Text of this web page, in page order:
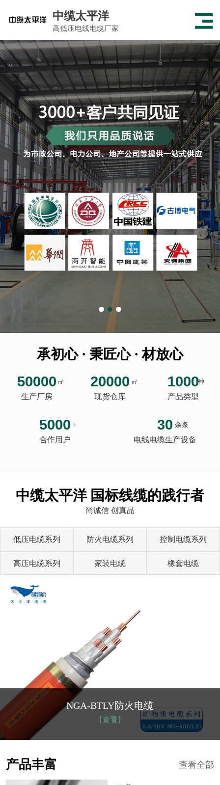
中缆太平洋
高低压电线电缆厂家
承初心 · 秉匠心 · 材放心
50000 ㎡
生产厂房
20000 ㎡
现货仓库
1000种
产品类型
5000 +
合作用户
30 余条
电线电缆生产设备
中缆太平洋 国标线缆的践行者
尚诚信 创真品
低压电缆系列 防火电缆系列 控制电缆系列
高压电缆系列 家装电缆 橡套电缆
NGA-BTLY防火电缆
【查看】
查看全部
产品丰富